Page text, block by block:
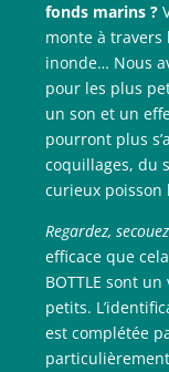
fonds marins ?
monte à travers
inonde… Nous
pour les plus
un son et un
pourront plus
coquillages, du
curieux poisson
Regardez,
efficace que
BOTTLE sont
petits.
est complétée